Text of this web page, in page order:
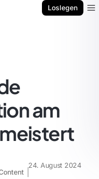
Loslegen
am
24. August 2024